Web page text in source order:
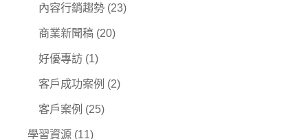
內容行銷趨勢 (23)
商業新聞稿 (20)
好優專訪 (1)
客戶成功案例 (2)
客戶案例 (25)
學習資源 (11)